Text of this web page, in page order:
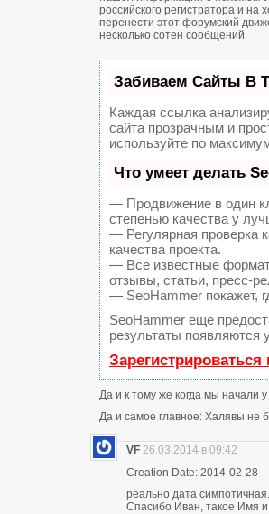
российского регистратора и
перенести этот форумский
несколько сотен сообщений.
Забиваем Сайты В
Каждая ссылка
сайта прозрачным и
используйте по
Что умеет делать
— Продвижение в один
степенью качества у
— Регулярная проверка
качества проекта.
— Все известные
отзывы, статьи, пресс-
— SeoHammer покажет,
SeoHammer еще
результаты появляются
Да и к тому же когда мы начали
Да и самое главное: Халявы не
VF 26.03.2014 в 09:42
Creation Date: 2014-02-28
реально дата симпотичная.
Спасибо Иван, такое Имя